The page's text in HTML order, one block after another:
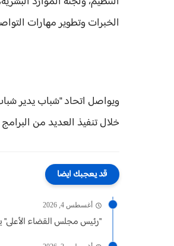
الخبرات وتطوير مهارات
ويواصل اتحاد "شباب يدير
خلال تنفيذ العديد من
قد يعجبك ايضا
أغسطس 4, 2026
"رئيس مجلس القضاء الأعلى"